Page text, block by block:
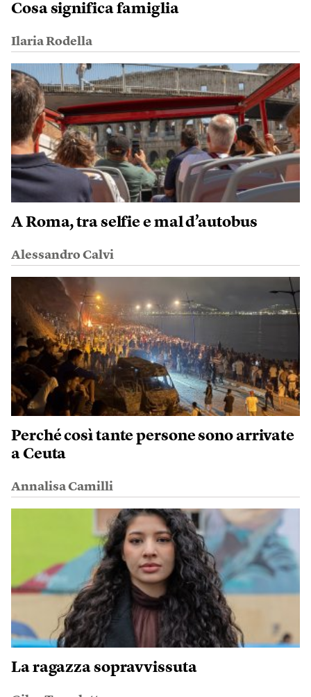
Cosa significa famiglia
Ilaria Rodella
A Roma, tra selfie e mal d’autobus
Alessandro Calvi
Perché così tante persone sono arrivate
a Ceuta
Annalisa Camilli
La ragazza sopravvissuta